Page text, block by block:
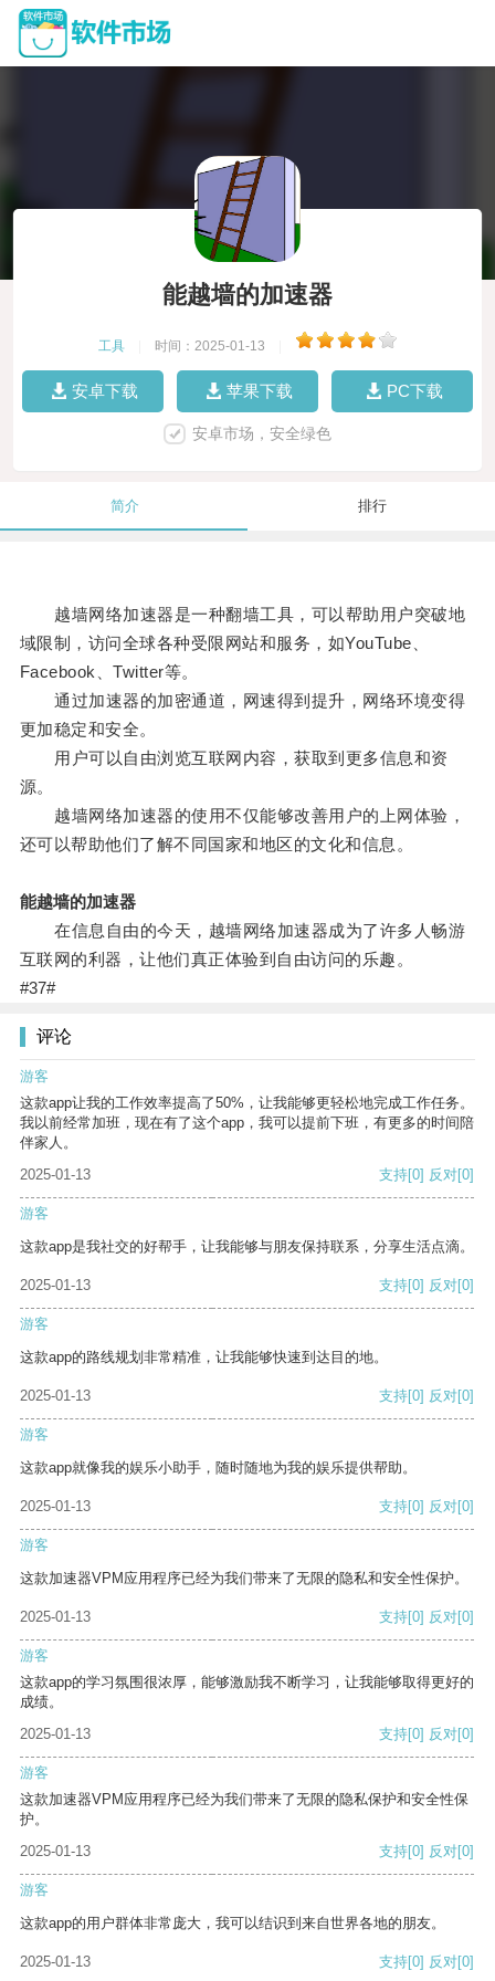
能越墙的加速器
工具 时间：2025-01-13
安卓下载 苹果下载 PC下载
安卓市场，安全绿色
简介 排行
越墙网络加速器是一种翻墙工具，可以帮助用户突破地
域限制，访问全球各种受限网站和服务，如YouTube、
Facebook、Twitter等。
通过加速器的加密通道，网速得到提升，网络环境变得
更加稳定和安全。
用户可以自由浏览互联网内容，获取到更多信息和资
源。
越墙网络加速器的使用不仅能够改善用户的上网体验，
还可以帮助他们了解不同国家和地区的文化和信息。
能越墙的加速器
在信息自由的今天，越墙网络加速器成为了许多人畅游
互联网的利器，让他们真正体验到自由访问的乐趣。
#37#
评论
游客
这款app让我的工作效率提高了50%，让我能够更轻松地完成工作任务。
我以前经常加班，现在有了这个app，我可以提前下班，有更多的时间陪
伴家人。
2025-01-13
支持[0] 反对[0]
游客
这款app是我社交的好帮手，让我能够与朋友保持联系，分享生活点滴。
2025-01-13 支持[0] 反对[0]
游客
这款app的路线规划非常精准，让我能够快速到达目的地。
2025-01-13 支持[0] 反对[0]
游客
这款app就像我的娱乐小助手，随时随地为我的娱乐提供帮助。
2025-01-13 支持[0] 反对[0]
游客
这款加速器VPM应用程序已经为我们带来了无限的隐私和安全性保护。
2025-01-13 支持[0] 反对[0]
游客
这款app的学习氛围很浓厚，能够激励我不断学习，让我能够取得更好的
成绩。
2025-01-13
支持[0] 反对[0]
游客
这款加速器VPM应用程序已经为我们带来了无限的隐私保护和安全性保
护。
2025-01-13
支持[0] 反对[0]
游客
这款app的用户群体非常庞大，我可以结识到来自世界各地的朋友。
2025-01-13 支持[0] 反对[0]